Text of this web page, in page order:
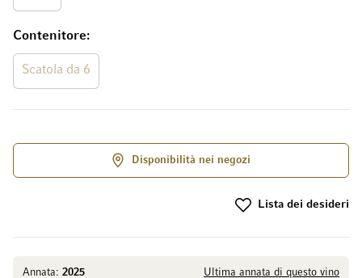
Annata: 2025 Ultima annata di questo vino
Contenitore
Scatola da 6
Disponibilità nei negozi
Lista dei desideri